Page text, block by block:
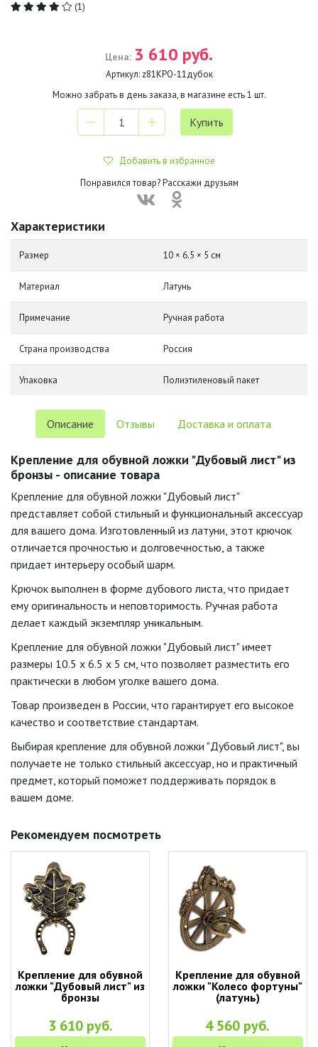
(1)
Цена: 3 610 руб.
Артикул: z81КРО-11дубок
Можно забрать в день заказа, в магазине есть1 шт.
Добавить в избранное
Понравился товар? Расскажи друзьям
Характеристики
Размер 10 × 6.5 × 5 см
Материал Латунь
Примечание Ручная работа
Страна производства Россия
Упаковка Полиэтиленовый пакет
Описание Отзывы Доставка и оплата
Крепление для обувной ложки "Дубовый лист" из
бронзы - описание товара
Крепление для обувной ложки "Дубовый лист"
представляет собой стильный и функциональный аксессуар
для вашего дома. Изготовленный из латуни, этот крючок
отличается прочностью и долговечностью, а также
придает интерьеру особый шарм.
Крючок выполнен в форме дубового листа, что придает
ему оригинальность и неповторимость. Ручная работа
делает каждый экземпляр уникальным.
Крепление для обувной ложки "Дубовый лист" имеет
размеры 10.5 х 6.5 х 5 см, что позволяет разместить его
практически в любом уголке вашего дома.
Товар произведен в России, что гарантирует его высокое
качество и соответствие стандартам.
Выбирая крепление для обувной ложки "Дубовый лист", вы
получаете не только стильный аксессуар, но и практичный
предмет, который поможет поддерживать порядок в
вашем доме.
Рекомендуем посмотреть
Крепление для обувной
ложки "Дубовый лист" из
бронзы
3 610 руб.
Крепление для обувной
ложки "Колесо фортуны"
(латунь)
4 560 руб.